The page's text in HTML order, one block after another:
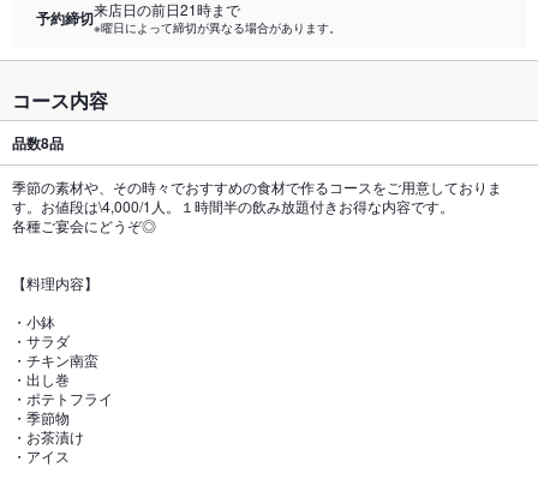
予約締切来店日の前日21時まで
※曜日によって締切が異なる場合があります。
コース内容
品数8品
季節の素材や、その時々でおすすめの食材で作るコースをご用意しておりま
す。お値段は\4,000/1人。１時間半の飲み放題付きお得な内容です。
各種ご宴会にどうぞ◎
【料理内容】
・小鉢
・サラダ
・チキン南蛮
・出し巻
・ポテトフライ
・季節物
・お茶漬け
・アイス